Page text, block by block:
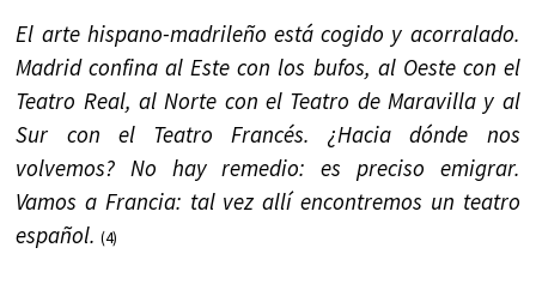
El arte hispano-madrileño está cogido y acorralado.
Madrid confina al Este con los bufos, al Oeste con el
Teatro Real, al Norte con el Teatro de Maravilla y al
Sur con el Teatro Francés. ¿Hacia dónde nos
volvemos? No hay remedio: es preciso emigrar.
Vamos a Francia: tal vez allí encontremos un teatro
español.(4)